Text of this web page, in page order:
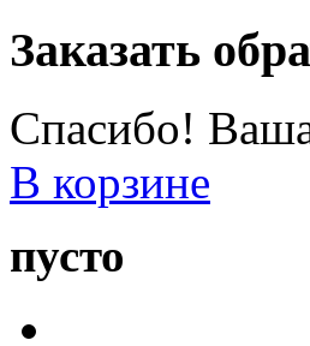
Заказать
Спасибо!
В корзине
пусто